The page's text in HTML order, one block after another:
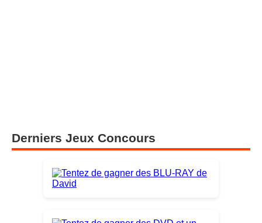
Derniers Jeux Concours